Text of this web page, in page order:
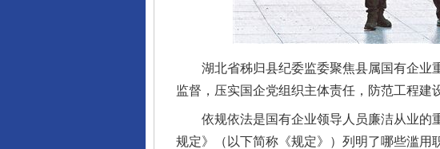
湖北省秭归县纪委监委聚焦县属国有企业
监督，压实国企党组织主体责任，防范工程
依规依法是国有企业领导人员廉洁从业的
规定》（以下简称《规定》）列明了哪些滥用